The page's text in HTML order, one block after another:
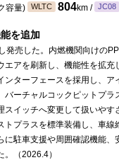
容量) WLTC 804km / JC08
を追加
発売した。内燃機関向けの
エアを刷新し、機能性を拡充
ターフェースを採用し、ア
バーチャルコックピットプラ
スイッチへ変更して扱いやす
プラスを標準装備し、車線
駐車支援や周囲確認機能、
（2026.4）